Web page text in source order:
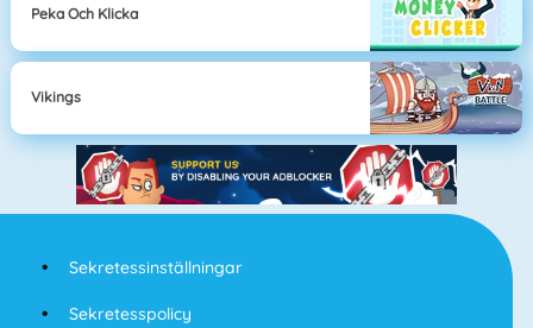
Peka Och Klicka
Vikings
Sekretessinställningar
Sekretesspolicy